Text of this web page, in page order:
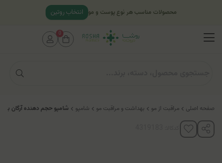
صفحه اصلی مراقبت از مو بهداشت و مراقبت مو شامپو شامپو حجم دهنده آرگان
محصولات مناسب هر نوع پوست و مو انتخاب روتین
0